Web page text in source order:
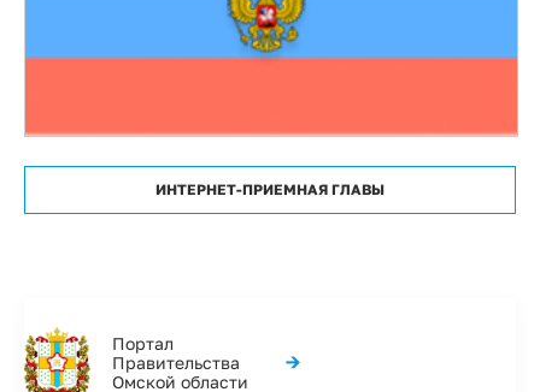
ИНТЕРНЕТ-ПРИЕМНАЯ ГЛАВЫ
Портал
Правительства
Омской области
→